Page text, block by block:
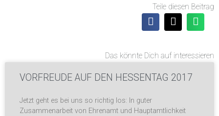
Teile diesen Beitrag
Das könnte Dich auf interessieren
VORFREUDE AUF DEN HESSENTAG 2017
Jetzt geht es bei uns so richtig los: In guter
Zusammenarbeit von Ehrenamt und Hauptamtlichkeit